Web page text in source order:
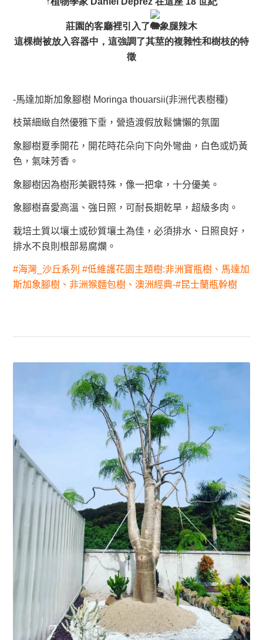
莊園的客廳裡引入了
象腿辣木
這棵樹被放入容器中，這強調了其莖的複雜性和樹枝的特
徵
-馬達加斯加象腳樹 Moringa thouarsii(非洲代表樹種)
枝葉細緻自然優雅下垂，營造渡假放鬆慵懶的氛圍
象腳樹夏季開花，開花時花朵向下向外彎曲，白色或奶黃
色，氣味芳香。
象腳樹因為樹形美觀特殊，像一把傘，十分優美。
象腳樹喜愛高溫、強日照，可耐長期乾旱，超級多肉。
栽培土質以壤土或砂質壤土為佳，必須排水、日照良好，
排水不良則根部易腐爛。
#海灣_沙丘系列 #低維護花園主題樹:非洲寶瓶樹、馬達加
斯加象腳樹、非洲猴麵包樹、澳洲經典-#昆士蘭瓶幹樹